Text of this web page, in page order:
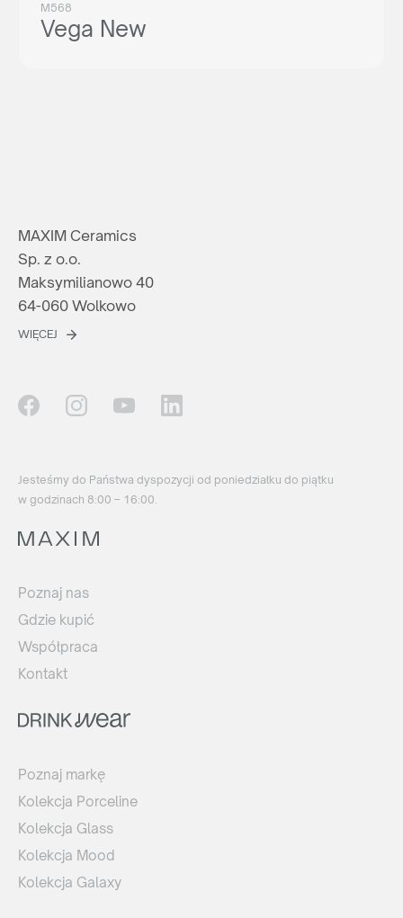
M568
Vega New
MAXIM Ceramics
Sp. z o.o.
Maksymilianowo 40
64-060 Wolkowo
WIĘCEJ
Jesteśmy do Państwa dyspozycji od poniedziałku do piątku
w godzinach 8:00 – 16:00.
Poznaj nas
Gdzie kupić
Współpraca
Kontakt
Poznaj markę
Kolekcja Porceline
Kolekcja Glass
Kolekcja Mood
Kolekcja Galaxy